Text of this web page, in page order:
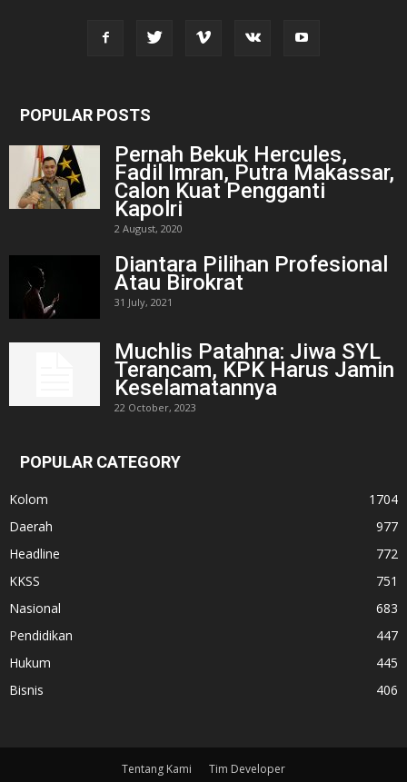
POPULAR POSTS
Pernah Bekuk Hercules,
Fadil Imran, Putra Makassar,
Calon Kuat Pengganti
Kapolri
2 August, 2020
Diantara Pilihan Profesional
Atau Birokrat
31 July, 2021
Muchlis Patahna: Jiwa SYL
Terancam, KPK Harus Jamin
Keselamatannya
22 October, 2023
POPULAR CATEGORY
Kolom
1704
Daerah
977
Headline
772
KKSS
751
Nasional
683
Pendidikan
447
Hukum
445
Bisnis
406
Tentang Kami Tim Developer